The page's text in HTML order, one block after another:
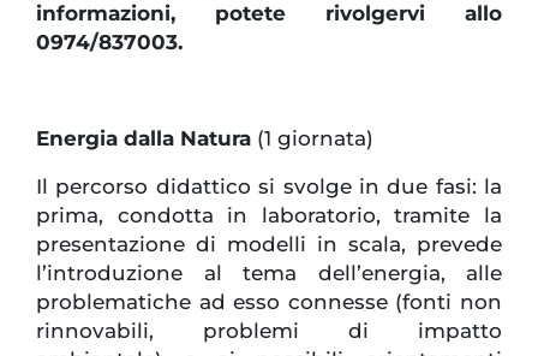
informazioni, potete rivolgervi allo
0974/837003.
Energia dalla Natura (1 giornata)
Il percorso didattico si svolge in due fasi: la
prima, condotta in laboratorio, tramite la
presentazione di modelli in scala, prevede
l’introduzione al tema dell’energia, alle
problematiche ad esso connesse (fonti non
rinnovabili, problemi di impatto